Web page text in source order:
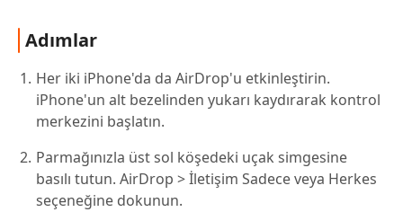
Adımlar
Her iki iPhone'da da AirDrop'u etkinleştirin.
iPhone'un alt bezelinden yukarı kaydırarak kontrol
merkezini başlatın.
Parmağınızla üst sol köşedeki uçak simgesine
basılı tutun. AirDrop > İletişim Sadece veya Herkes
seçeneğine dokunun.